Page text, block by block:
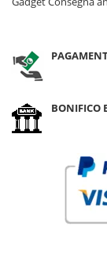
BONIFICO